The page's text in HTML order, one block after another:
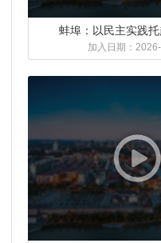
蚌埠：以民主实践
加入日期：